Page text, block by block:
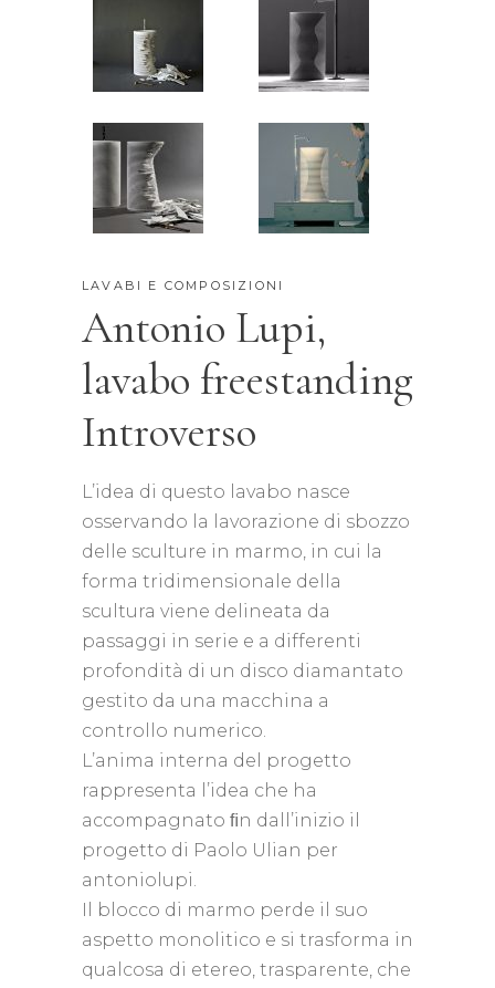
LAVABI E COMPOSIZIONI
Antonio Lupi,
lavabo freestanding
Introverso
L’idea di questo lavabo nasce
osservando la lavorazione di sbozzo
delle sculture in marmo, in cui la
forma tridimensionale della
scultura viene delineata da
passaggi in serie e a differenti
profondità di un disco diamantato
gestito da una macchina a
controllo numerico.‎
L’anima interna del progetto
rappresenta l’idea che ha
accompagnato ﬁn dall’inizio il
progetto di Paolo Ulian per
antoniolupi.‎
Il blocco di marmo perde il suo
aspetto monolitico e si trasforma in
qualcosa di etereo, trasparente, che